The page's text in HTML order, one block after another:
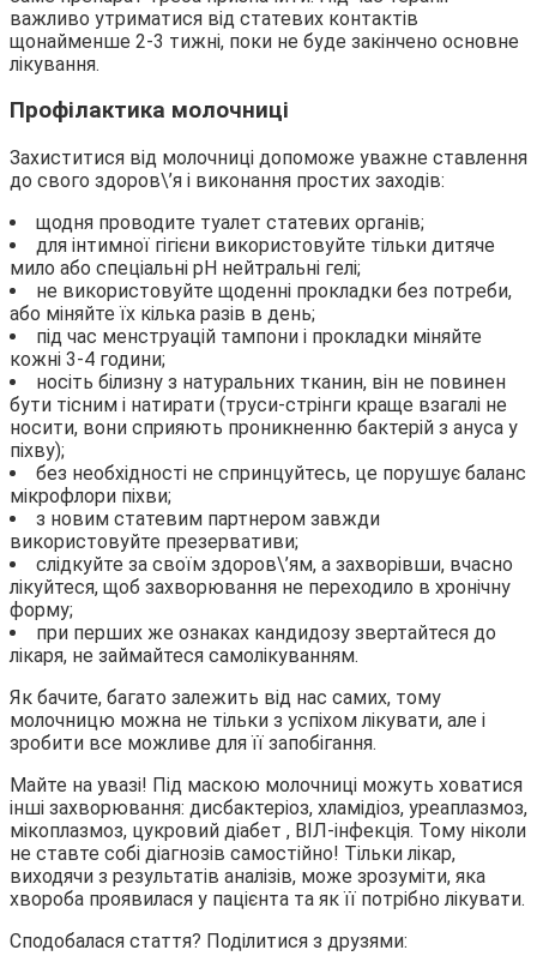
важливо утриматися від статевих контактів
щонайменше 2-3 тижні, поки не буде закінчено основне
лікування.
Профілактика молочниці
Захиститися від молочниці допоможе уважне ставлення
до свого здоров\’я і виконання простих заходів:
щодня проводите туалет статевих органів;
для інтимної гігієни використовуйте тільки дитяче
мило або спеціальні рН нейтральні гелі;
не використовуйте щоденні прокладки без потреби,
або міняйте їх кілька разів в день;
під час менструацій тампони і прокладки міняйте
кожні 3-4 години;
носіть білизну з натуральних тканин, він не повинен
бути тісним і натирати (труси-стрінги краще взагалі не
носити, вони сприяють проникненню бактерій з ануса у
піхву);
без необхідності не спринцуйтесь, це порушує баланс
мікрофлори піхви;
з новим статевим партнером завжди
використовуйте презервативи;
слідкуйте за своїм здоров\’ям, а захворівши, вчасно
лікуйтеся, щоб захворювання не переходило в хронічну
форму;
при перших же ознаках кандидозу звертайтеся до
лікаря, не займайтеся самолікуванням.
Як бачите, багато залежить від нас самих, тому
молочницю можна не тільки з успіхом лікувати, але і
зробити все можливе для її запобігання.
Майте на увазі! Під маскою молочниці можуть ховатися
інші захворювання: дисбактеріоз, хламідіоз, уреаплазмоз,
мікоплазмоз, цукровий діабет , ВІЛ-інфекція. Тому ніколи
не ставте собі діагнозів самостійно! Тільки лікар,
виходячи з результатів аналізів, може зрозуміти, яка
хвороба проявилася у пацієнта та як її потрібно лікувати.
Сподобалася стаття? Поділитися з друзями: